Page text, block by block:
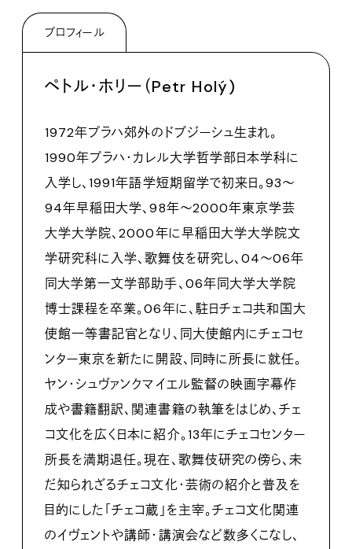
プロフィール
ペトル・ホリー（Petr Holý)
1972年プラハ郊外のドブジーシュ生まれ。
1990年プラハ・カレル大学哲学部日本学科に
入学し、1991年語学短期留学で初来日。93～
94年早稲田大学、98年～2000年東京学芸
大学大学院、2000年に早稲田大学大学院文
学研究科に入学、歌舞伎を研究し、04～06年
同大学第一文学部助手、06年同大学大学院
博士課程を卒業。06年に、駐日チェコ共和国大
使館一等書記官となり、同大使館内にチェコセ
ンター東京を新たに開設、同時に所長に就任。
ヤン・シュヴァンクマイエル監督の映画字幕作
成や書籍翻訳、関連書籍の執筆をはじめ、チェ
コ文化を広く日本に紹介。13年にチェコセンター
所長を満期退任。現在、歌舞伎研究の傍ら、未
だ知られざるチェコ文化・芸術の紹介と普及を
目的にした「チェコ蔵」を主宰。チェコ文化関連
のイヴェントや講師・講演会など数多くこなし、